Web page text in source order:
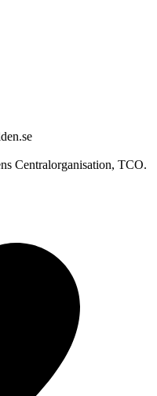
Centralorganisation, TCO.